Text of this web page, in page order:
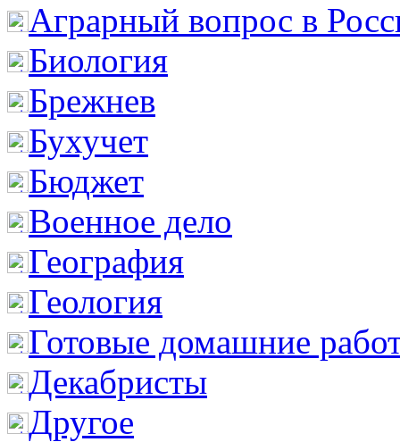
Аграрный вопрос в
Биология
Брежнев
Бухучет
Бюджет
Военное дело
География
Геология
Готовые домашние
Декабристы
Другое